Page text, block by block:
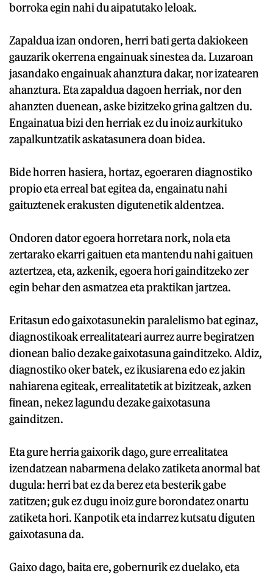
borroka egin nahi du aipatutako leloak.
Zapaldua izan ondoren, herri bati gerta dakiokeen
gauzarik okerrena engainuak sinestea da. Luzaroan
jasandako engainuak ahanztura dakar, nor izatearen
ahanztura. Eta zapaldua dagoen herriak, nor den
ahanzten duenean, aske bizitzeko grina galtzen du.
Engainatua bizi den herriak ez du inoiz aurkituko
zapalkuntzatik askatasunera doan bidea.
Bide horren hasiera, hortaz, egoeraren diagnostiko
propio eta erreal bat egitea da, engainatu nahi
gaituztenek erakusten digutenetik aldentzea.
Ondoren dator egoera horretara nork, nola eta
zertarako ekarri gaituen eta mantendu nahi gaituen
aztertzea, eta, azkenik, egoera hori gainditzeko zer
egin behar den asmatzea eta praktikan jartzea.
Eritasun edo gaixotasunekin paralelismo bat eginaz,
diagnostikoak errealitateari aurrez aurre begiratzen
dionean balio dezake gaixotasuna gainditzeko. Aldiz,
diagnostiko oker batek, ez ikusiarena edo ez jakin
nahiarena egiteak, errealitatetik at bizitzeak, azken
finean, nekez lagundu dezake gaixotasuna
gainditzen.
Eta gure herria gaixorik dago, gure errealitatea
izendatzean nabarmena delako zatiketa anormal bat
dugula: herri bat ez da berez eta besterik gabe
zatitzen; guk ez dugu inoiz gure borondatez onartu
zatiketa hori. Kanpotik eta indarrez kutsatu diguten
gaixotasuna da.
Gaixo dago, baita ere, gobernurik ez duelako, eta